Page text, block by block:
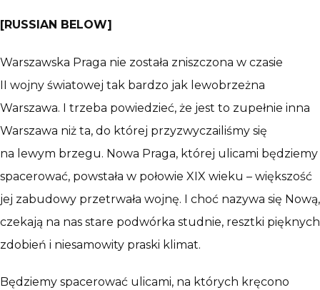
[RUSSIAN BELOW]
Warszawska Praga nie została zniszczona w czasie
II wojny światowej tak bardzo jak lewobrzeżna
Warszawa. I trzeba powiedzieć, że jest to zupełnie inna
Warszawa niż ta, do której przyzwyczailiśmy się
na lewym brzegu. Nowa Praga, której ulicami będziemy
spacerować, powstała w połowie XIX wieku – większość
jej zabudowy przetrwała wojnę. I choć nazywa się Nową,
czekają na nas stare podwórka studnie, resztki pięknych
zdobień i niesamowity praski klimat.
Będziemy spacerować ulicami, na których kręcono